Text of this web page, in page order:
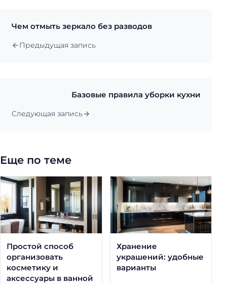
Чем отмыть зеркало без разводов
Предыдущая запись
Базовые правила уборки кухни
Следующая запись
Еще по теме
Простой способ
организовать
косметику и
аксессуары в ванной
Хранение
украшений: удобные
варианты